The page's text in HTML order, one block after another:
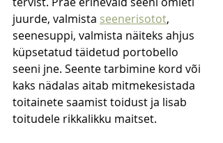
juurde, valmista seenerisotot,
seenesuppi, valmista näiteks ahjus
küpsetatud täidetud portobello
seeni jne. Seente tarbimine kord või
kaks nädalas aitab mitmekesistada
toitainete saamist toidust ja lisab
toitudele rikkalikku maitset.